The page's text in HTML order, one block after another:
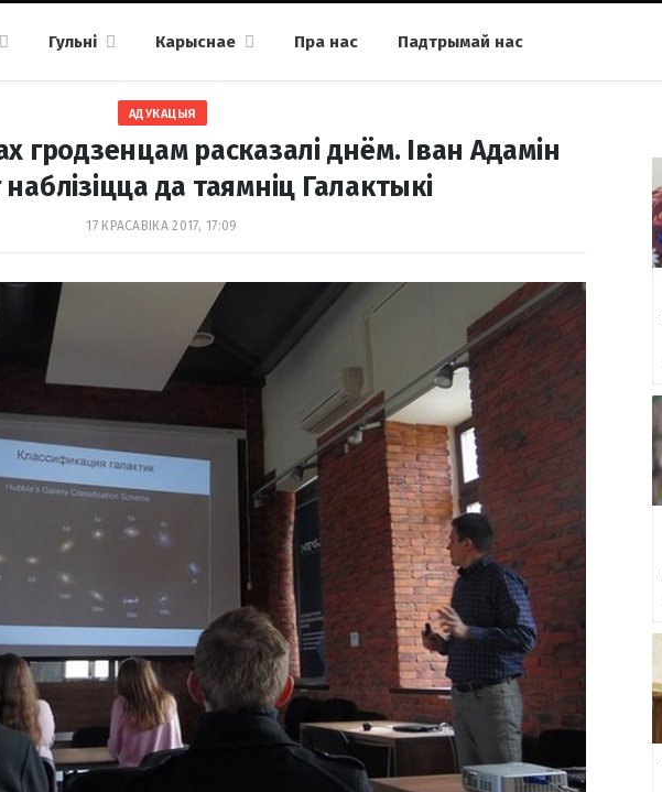
Гульні Карыснае Пра нас
Падтрымай нас
АДУКАЦЫЯ
гродзенцам расказалі днём. Іван Адамін
да таямніц Галактыкі
17 КРАСАВІКА 2017, 17:09